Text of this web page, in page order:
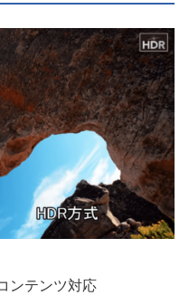
ンテンツ対応